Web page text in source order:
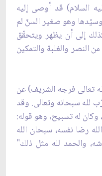
السلام) قد أوصى إليه
وسيّدها وهو صغير السنّ لم
إلى أن يظهر ويتحقّق
النصر والغلبة والتمكين
تعالى فرجه الشريف) عن
لله سبحانه وتعالى. وقد
وكان له تسبيح، وهو قوله:
رضا نفسه، سبحان الله
والحمد لله مثل ذلك"